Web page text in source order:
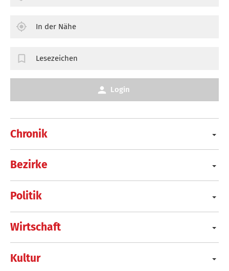
Chronik
Bezirke
Politik
Wirtschaft
Kultur
In der Nähe
Lesezeichen
Login